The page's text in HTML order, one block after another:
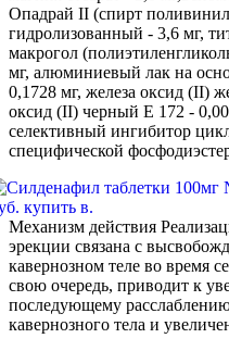
Опадрай II (спирт
гидролизованный - 3,6 мг,
макрогол
мг, алюминиевый лак на
0,1728 мг, железа оксид (II)
оксид (II) черный Е 172 -
селективный ингибитор
специфической
Механизм действия
эрекции связана с
кавернозном теле во время
свою очередь, приводит к
последующему
кавернозного тела и